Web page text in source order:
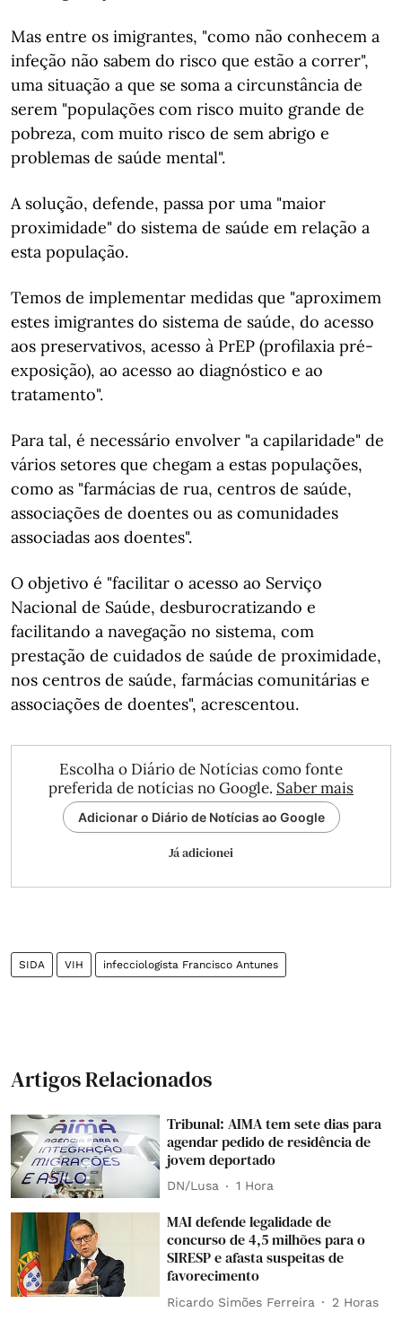
Mas entre os imigrantes, "como não conhecem a
infeção não sabem do risco que estão a correr",
uma situação a que se soma a circunstância de
serem "populações com risco muito grande de
pobreza, com muito risco de sem abrigo e
problemas de saúde mental".
A solução, defende, passa por uma "maior
proximidade" do sistema de saúde em relação a
esta população.
Temos de implementar medidas que "aproximem
estes imigrantes do sistema de saúde, do acesso
aos preservativos, acesso à PrEP (profilaxia pré-
exposição), ao acesso ao diagnóstico e ao
tratamento".
Para tal, é necessário envolver "a capilaridade" de
vários setores que chegam a estas populações,
como as "farmácias de rua, centros de saúde,
associações de doentes ou as comunidades
associadas aos doentes".
O objetivo é "facilitar o acesso ao Serviço
Nacional de Saúde, desburocratizando e
facilitando a navegação no sistema, com
prestação de cuidados de saúde de proximidade,
nos centros de saúde, farmácias comunitárias e
associações de doentes", acrescentou.
Escolha o Diário de Notícias como fonte
preferida de notícias no Google. Saber mais
Adicionar o Diário de Notícias ao Google
Já adicionei
SIDA VIH infecciologista Francisco Antunes
Artigos Relacionados
Tribunal: AIMA tem sete dias para
agendar pedido de residência de
jovem deportado
DN/Lusa 1 Hora
MAI defende legalidade de
concurso de 4,5 milhões para o
SIRESP e afasta suspeitas de
favorecimento
Ricardo Simões Ferreira 2 Horas